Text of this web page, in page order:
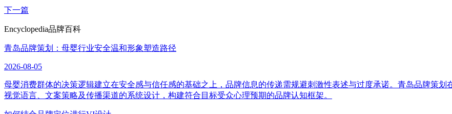
下一篇
Encyclopedia品牌百科
青岛品牌策划：母婴行业安全温和形象塑造路径
2026-08-05
母婴消费群体的决策逻辑建立在安全感与信任感的基础之上，品牌信息的传递需规避刺激性表述与过度承诺。青岛品牌策
视觉语言、文案策略及传播渠道的系统设计，构建符合目标受众心理预期的品牌认知框架。